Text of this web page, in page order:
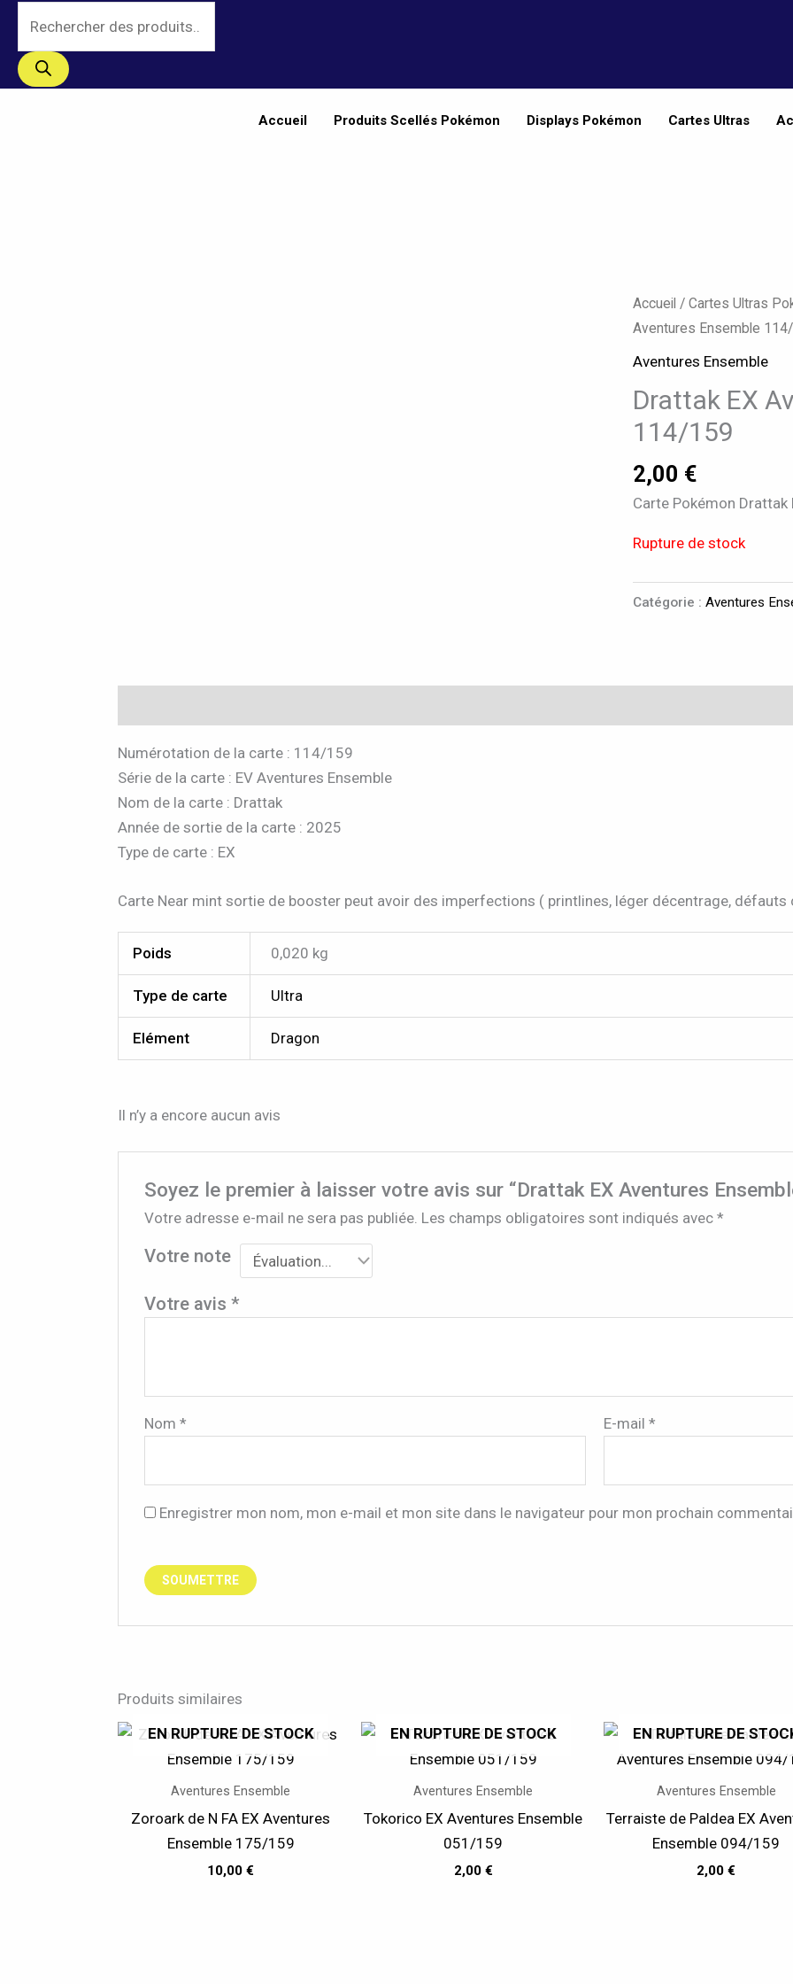
contenu
de
produits
Accueil Produits Scellés Pokémon Displays Pokémon Cartes Ultras
Accueil /Cartes Ultras
Aventures Ensemble
Aventures Ensemble
Drattak EX
114/159
2,00 €
Carte Pokémon
Rupture de stock
Catégorie :Aventures
Numérotation de la carte : 114/159
Série de la carte : EV Aventures Ensemble
Nom de la carte : Drattak
Année de sortie de la carte : 2025
Type de carte : EX
Carte Near mint sortie de booster peut avoir des imperfections ( printlines, léger décentrage, défauts
Poids 0,020 kg
Type de carte Ultra
Elément Dragon
Il n’y a encore aucun avis
Soyez le premier à laisser votre avis sur “Drattak EX Aventures
Votre adresse e-mail ne sera pas publiée. Les champs obligatoires sont indiqués avec *
Votre note
Votre avis *
Nom * E-mail*
Enregistrer mon nom, mon e-mail et mon site dans le navigateur pour mon prochain
Produits similaires
EN RUPTURE DE STOCK
Aventures Ensemble
Zoroark de N FA EX Aventures
Ensemble 175/159
10,00€
EN RUPTURE DE STOCK
Aventures Ensemble
Tokorico EX Aventures Ensemble
051/159
2,00 €
EN RUPTURE DE
Aventures Ensemble
Terraiste de Paldea EX
Ensemble 094/159
2,00€